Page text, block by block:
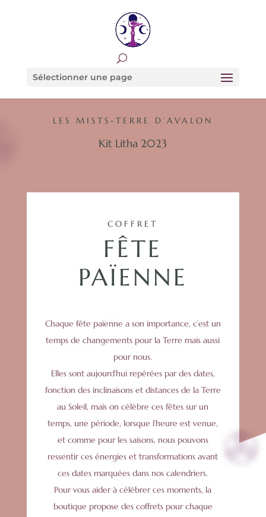
Sélectionner une page
LES MISTS-TERRE D’AVALON
Kit Litha 2023
COFFRET
FÊTE
PAÏENNE
Chaque fête païenne a son importance, c’est un
temps de changements pour la Terre mais aussi
pour nous.
Elles sont aujourd’hui repérées par des dates,
fonction des inclinaisons et distances de la Terre
au Soleil, mais on célèbre ces fêtes sur un
temps, une période, lorsque l’heure est venue,
et comme pour les saisons, nous pouvons
ressentir ces énergies et transformations avant
ces dates marquées dans nos calendriers.
Pour vous aider à célébrer ces moments, la
boutique propose des coffrets pour chaque